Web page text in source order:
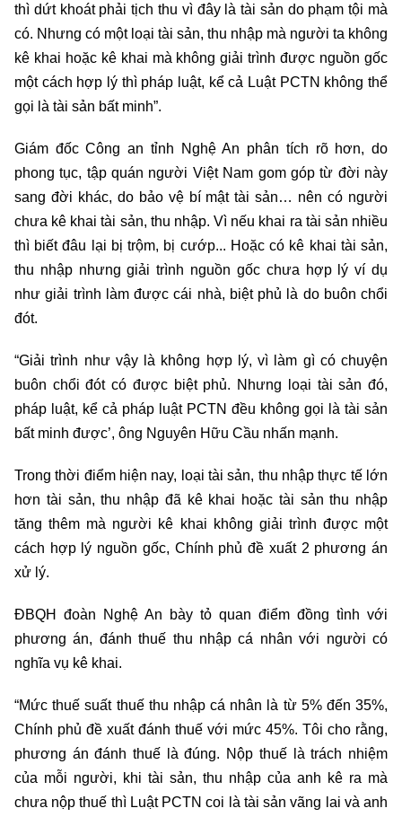
thì dứt khoát phải tịch thu vì đây là tài sản do phạm tội mà
có. Nhưng có một loại tài sản, thu nhập mà người ta không
kê khai hoặc kê khai mà không giải trình được nguồn gốc
một cách hợp lý thì pháp luật, kể cả Luật PCTN không thể
gọi là tài sản bất minh”.
Giám đốc Công an tỉnh Nghệ An phân tích rõ hơn, do
phong tục, tập quán người Việt Nam gom góp từ đời này
sang đời khác, do bảo vệ bí mật tài sản… nên có người
chưa kê khai tài sản, thu nhập. Vì nếu khai ra tài sản nhiều
thì biết đâu lại bị trộm, bị cướp... Hoặc có kê khai tài sản,
thu nhập nhưng giải trình nguồn gốc chưa hợp lý ví dụ
như giải trình làm được cái nhà, biệt phủ là do buôn chổi
đót.
“Giải trình như vậy là không hợp lý, vì làm gì có chuyện
buôn chổi đót có được biệt phủ. Nhưng loại tài sản đó,
pháp luật, kể cả pháp luật PCTN đều không gọi là tài sản
bất minh được’, ông Nguyên Hữu Cầu nhấn mạnh.
Trong thời điểm hiện nay, loại tài sản, thu nhập thực tế lớn
hơn tài sản, thu nhập đã kê khai hoặc tài sản thu nhập
tăng thêm mà người kê khai không giải trình được một
cách hợp lý nguồn gốc, Chính phủ đề xuất 2 phương án
xử lý.
ĐBQH đoàn Nghệ An bày tỏ quan điểm đồng tình với
phương án, đánh thuế thu nhập cá nhân với người có
nghĩa vụ kê khai.
“Mức thuế suất thuế thu nhập cá nhân là từ 5% đến 35%,
Chính phủ đề xuất đánh thuế với mức 45%. Tôi cho rằng,
phương án đánh thuế là đúng. Nộp thuế là trách nhiệm
của mỗi người, khi tài sản, thu nhập của anh kê ra mà
chưa nộp thuế thì Luật PCTN coi là tài sản vãng lai và anh